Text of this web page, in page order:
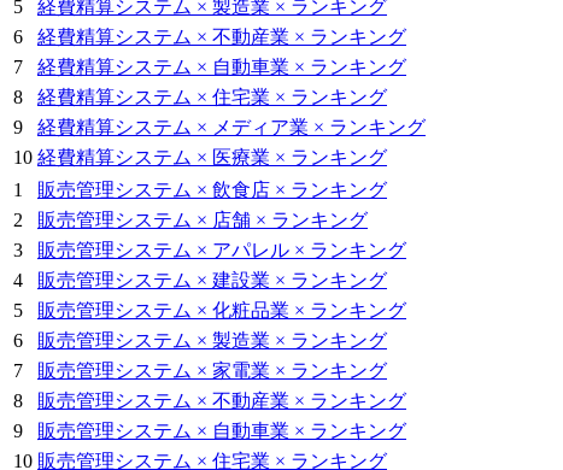
5
経費精算システム × 製造業 × ランキング
6
経費精算システム × 不動産業 × ランキング
7
経費精算システム × 自動車業 × ランキング
8
経費精算システム × 住宅業 × ランキング
9
経費精算システム × メディア業 × ランキング
10 経費精算システム × 医療業 × ランキング
1
販売管理システム × 飲食店 × ランキング
2
販売管理システム × 店舗 × ランキング
3
販売管理システム × アパレル × ランキング
4
販売管理システム × 建設業 × ランキング
5
販売管理システム × 化粧品業 × ランキング
6
販売管理システム × 製造業 × ランキング
7
販売管理システム × 家電業 × ランキング
8
販売管理システム × 不動産業 × ランキング
9
販売管理システム × 自動車業 × ランキング
10 販売管理システム × 住宅業 × ランキング